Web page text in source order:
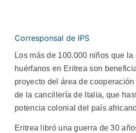
Corresponsal de IPS
Los más de 100.000 niños que la
huérfanos en Eritrea son
proyecto del área de
de la cancillería de Italia, que
potencia colonial del país
Eritrea libró una guerra de 30